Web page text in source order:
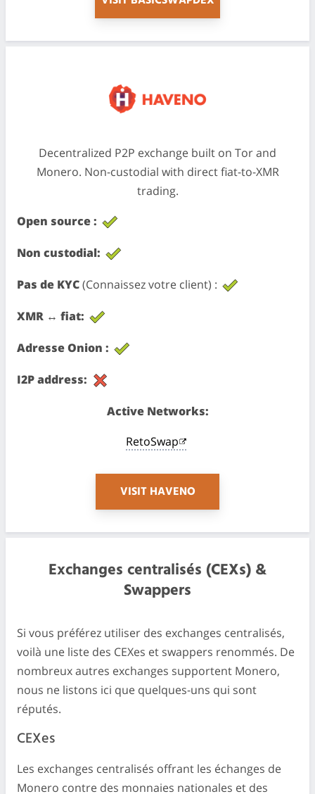
Decentralized P2P exchange built on Tor and
Monero. Non-custodial with direct fiat-to-XMR
trading.
Open source :
Non custodial:
Pas de KYC(Connaissez votre client) :
XMR ↔ fiat:
Adresse Onion :
I2P address:
Active Networks:
RetoSwap
VISIT HAVENO
Exchanges centralisés (CEXs) &
Swappers
Si vous préférez utiliser des exchanges centralisés,
voilà une liste des CEXes et swappers renommés. De
nombreux autres exchanges supportent Monero,
nous ne listons ici que quelques-uns qui sont
réputés.
CEXes
Les exchanges centralisés offrant les échanges de
Monero contre des monnaies nationales et des